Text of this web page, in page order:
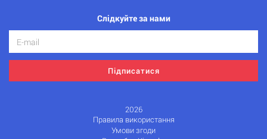
Слідкуйте за нами
Підписатися
2026
Правила використання
Умови згоди